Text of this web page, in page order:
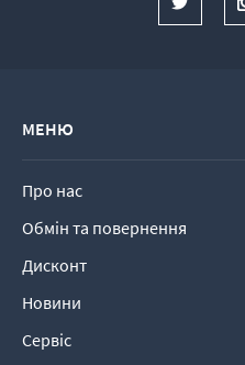
МЕНЮ
Про нас
Обмін та повернення
Дисконт
Новини
Сервіс